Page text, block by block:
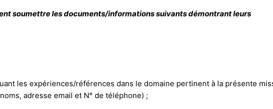
soumettre les documents/informations suivants démontrant leurs
les expériences/références dans le domaine pertinent à la présente
adresse email et N° de téléphone) ;